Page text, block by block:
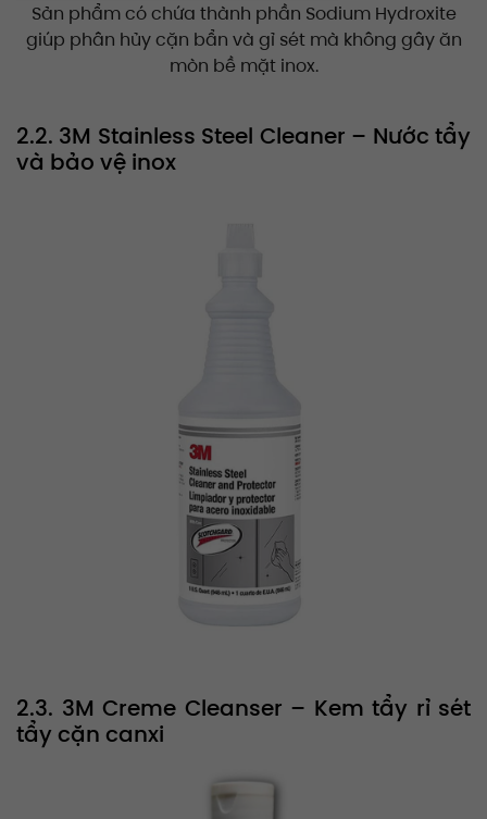
Sản phẩm có chứa thành phần Sodium Hydroxite
giúp phân hủy cặn bẩn và gỉ sét mà không gây ăn
mòn bề mặt inox.
2.2. 3M Stainless Steel Cleaner – Nước tẩy
và bảo vệ inox
2.3. 3M Creme Cleanser – Kem tẩy rỉ sét
tẩy cặn canxi